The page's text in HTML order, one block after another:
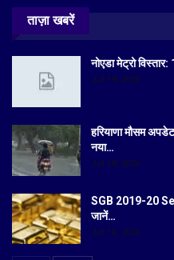
ताज़ा खबरें
नोएडा मेट्रो
Jul 19, 2026
हरियाणा मौसम
नया…
Jul 18, 2026
SGB 2019-20
जानें…
Jul 16, 2026